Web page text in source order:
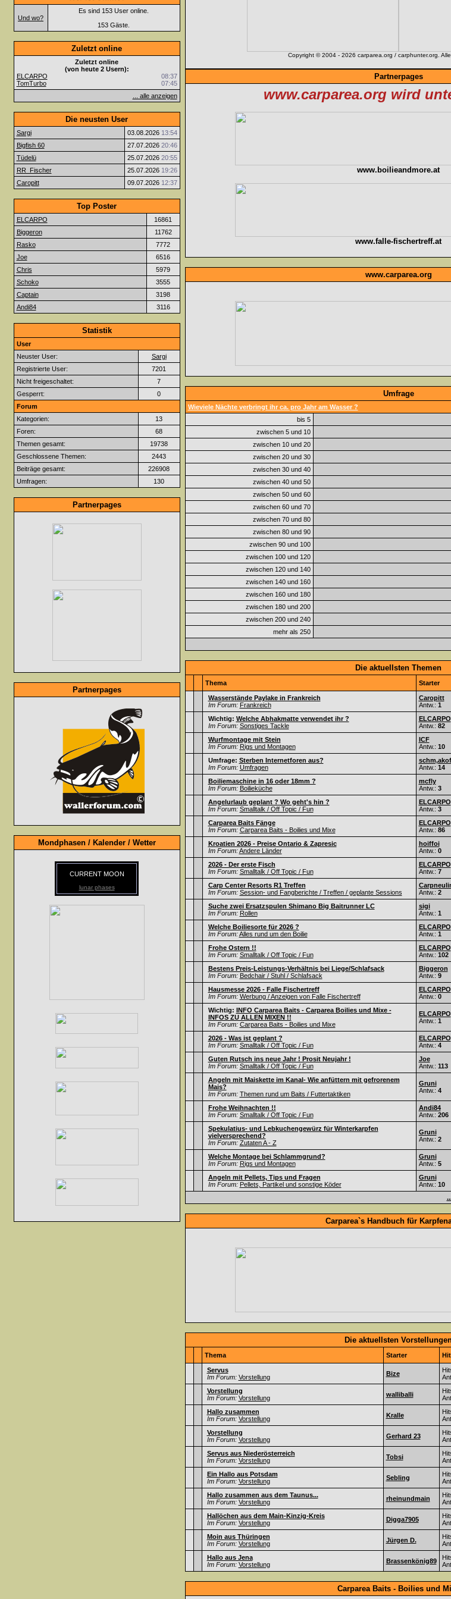
Und wo?
Es sind 153 User online.
153 Gäste.
Zuletzt online
Zuletzt online
(von heute 2 Usern):
ELCARPO
08:37
TomTurbo
07:45
... alle anzeigen
Die neusten User
Sargi 03.08.2026 13:54
Bigfish 60
27.07.2026 20:46
Tüdelü
25.07.2026 20:55
RR_Fischer
25.07.2026 19:26
Caropitt
09.07.2026 12:37
Top Poster
ELCARPO
16861
Biggeron
11762
Rasko
7772
Joe
6516
Chris
5979
Schoko
3555
Captain
3198
Andi84
3116
Statistik
User
Neuster User:
Sargi
Registrierte User:
7201
Nicht freigeschaltet:
7
Gesperrt:
0
Forum
Kategorien:
13
Foren:
68
Themen gesamt:
19738
Geschlossene Themen:
2443
Beiträge gesamt:
226908
Umfragen:
130
Partnerpages
Partnerpages
Mondphasen / Kalender / Wetter
CURRENT MOON
lunar phases
Copyright © 2004 - 2026 carparea.org / carphunter.org.
Partnerpages
www.carparea.org wird
www.boilieandmore.at
www.falle-fischertreff.at
www.carparea.org
Umfrage
Wieviele Nächte verbringt ihr ca. pro Jahr am Wasser ?
bis 5
zwischen 5 und 10
zwischen 10 und 20
zwischen 20 und 30
zwischen 30 und 40
zwischen 40 und 50
zwischen 50 und 60
zwischen 60 und 70
zwischen 70 und 80
zwischen 80 und 90
zwischen 90 und 100
zwischen 100 und 120
zwischen 120 und 140
zwischen 140 und 160
zwischen 160 und 180
zwischen 180 und 200
zwischen 200 und 240
mehr als 250
Die aktuellsten Themen
Thema Starter
Wasserstände Paylake in Frankreich
Im Forum: Frankreich
Caropitt
Antw.: 1
Wichtig: Welche Abhakmatte verwendet ihr ?
Im Forum: Sonstiges Tackle
ELCARPO
Antw.: 82
Wurfmontage mit Stein
Im Forum: Rigs und Montagen
ICF
Antw.: 10
Umfrage: Sterben Internetforen aus?
Im Forum: Umfragen
Antw.: 14
Boiliemaschine in 16 oder 18mm ?
Im Forum: Boilieküche
mcfly
Antw.: 3
Angelurlaub geplant ? Wo geht's hin ?
Im Forum: Smalltalk / Off Topic / Fun
ELCARPO
Antw.: 3
Carparea Baits Fänge
Im Forum: Carparea Baits - Boilies und Mixe
ELCARPO
Antw.: 86
Kroatien 2026 - Preise Ontario & Zapresic
Im Forum: Andere Länder
hoiffoi
Antw.: 0
2026 - Der erste Fisch
Im Forum: Smalltalk / Off Topic / Fun
ELCARPO
Antw.: 7
Carp Center Resorts R1 Treffen
Im Forum: Session- und Fangberichte / Treffen / geplante Sessions
Antw.: 2
Suche zwei Ersatzspulen Shimano Big Baitrunner LC
Im Forum: Rollen
sigi
Antw.: 1
Welche Boiliesorte für 2026 ?
Im Forum: Alles rund um den Boilie
ELCARPO
Antw.: 1
Frohe Ostern !!
Im Forum: Smalltalk / Off Topic / Fun
ELCARPO
Antw.: 102
Bestens Preis-Leistungs-Verhältnis bei Liege/Schlafsack
Im Forum: Bedchair / Stuhl / Schlafsack
Biggeron
Antw.: 9
Hausmesse 2026 - Falle Fischertreff
Im Forum: Werbung / Anzeigen von Falle Fischertreff
ELCARPO
Antw.: 0
Wichtig: INFO Carparea Baits - Carparea Boilies und Mixe -
INFOS ZU ALLEN MIXEN !!
Im Forum: Carparea Baits - Boilies und Mixe
ELCARPO
Antw.: 1
2026 - Was ist geplant ?
Im Forum: Smalltalk / Off Topic / Fun
ELCARPO
Antw.: 4
Guten Rutsch ins neue Jahr ! Prosit Neujahr !
Im Forum: Smalltalk / Off Topic / Fun
Joe
Antw.: 113
Angeln mit Maiskette im Kanal- Wie anfüttern mit gefrorenem
Mais?
Im Forum: Themen rund um Baits / Futtertaktiken
Gruni
Antw.: 4
Frohe Weihnachten !!
Im Forum: Smalltalk / Off Topic / Fun
Andi84
Antw.: 206
Spekulatius- und Lebkuchengewürz für Winterkarpfen
vielversprechend?
Im Forum: Zutaten A - Z
Gruni
Antw.: 2
Welche Montage bei Schlammgrund?
Im Forum: Rigs und Montagen
Gruni
Antw.: 5
Angeln mit Pellets, Tips und Fragen
Im Forum: Pellets, Partikel und sonstige Köder
Gruni
Antw.: 10
Carparea`s Handbuch für
Die aktuellsten
Thema Starter
Servus
Im Forum: Vorstellung Bize
Vorstellung
Im Forum: Vorstellung walliballi
Hallo zusammen
Im Forum: Vorstellung Kralle
Vorstellung
Im Forum: Vorstellung Gerhard 23
Servus aus Niederösterreich
Im Forum: Vorstellung Tobsi
Ein Hallo aus Potsdam
Im Forum: Vorstellung Sebling
Hallo zusammen aus dem Taunus...
Im Forum: Vorstellung rheinundmain
Hallöchen aus dem Main-Kinzig-Kreis
Im Forum: Vorstellung Digga7905
Moin aus Thüringen
Im Forum: Vorstellung Jürgen D.
Hallo aus Jena
Im Forum: Vorstellung Brassenkönig89
Carparea Baits - Boilies und